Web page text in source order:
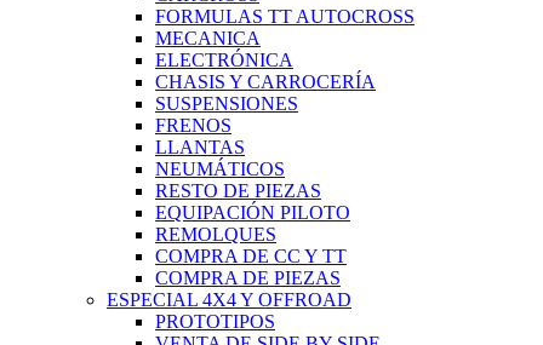
FORMULAS TT AUTOCROSS
MECANICA
ELECTRÓNICA
CHASIS Y CARROCERÍA
SUSPENSIONES
FRENOS
LLANTAS
NEUMÁTICOS
RESTO DE PIEZAS
EQUIPACIÓN PILOTO
REMOLQUES
COMPRA DE CC Y TT
COMPRA DE PIEZAS
ESPECIAL 4X4 Y OFFROAD
PROTOTIPOS